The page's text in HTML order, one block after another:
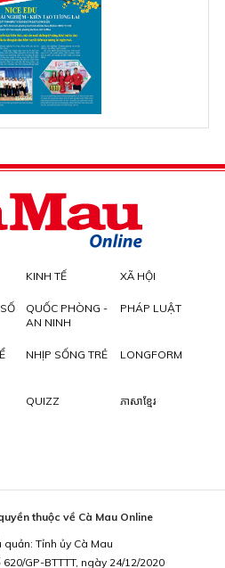
KINH TẾ XÃ HỘI
QUỐC PHÒNG -
AN NINH
PHÁP LUẬT
NHỊP SỐNG TRẺ LONGFORM
QUIZZ ភាសាខ្មែរ
thuộc về Cà Mau Online
quản: Tỉnh ủy Cà Mau
GP-BTTTT, ngày 24/12/2020